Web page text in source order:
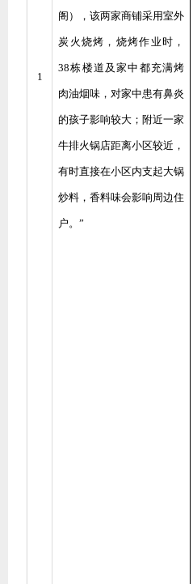
1
阁），该两家商铺采用室外
炭火烧烤，烧烤作业时，
38栋楼道及家中都充满烤
肉油烟味，对家中患有鼻炎
的孩子影响较大；附近一家
牛排火锅店距离小区较近，
有时直接在小区内支起大锅
炒料，香料味会影响周边住
户。”